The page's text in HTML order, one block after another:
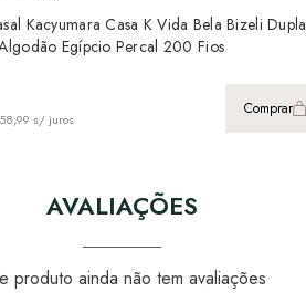
Kacyumara Casa K Vida Bela Bizeli Dupla
Egípcio Percal 200 Fios
s/ juros
Comprar
AVALIAÇÕES
produto ainda não tem avaliações